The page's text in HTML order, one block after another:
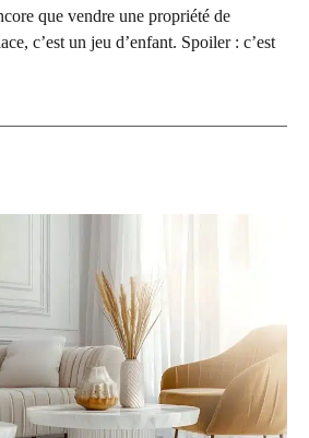
que vendre une propriété de
c’est un jeu d’enfant. Spoiler : c’est